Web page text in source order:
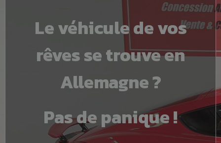
Le véhicule de vos
rêves se trouve en
Allemagne ?
Pas de panique !